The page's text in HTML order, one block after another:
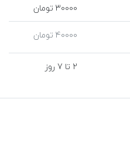
30000 تومان
40000 تومان
2 تا 7 روز